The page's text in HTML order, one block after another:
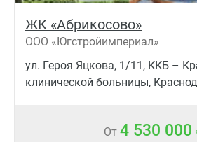
ЖК «Абрикосово»
ООО «Югстройимпериал»
ул. Героя Яцкова, 1/11, ККБ –
клинической больницы,
От 4 530 000